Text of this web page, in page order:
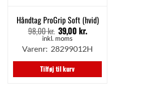
Håndtag ProGrip Soft (hvid)
98,00kr. Den
oprindelige
pris
var:
98,00 kr..
39,00kr.
pris
er:
39,00 kr..
inkl. moms
Varenr: 28299012H
Tilføj til kurv